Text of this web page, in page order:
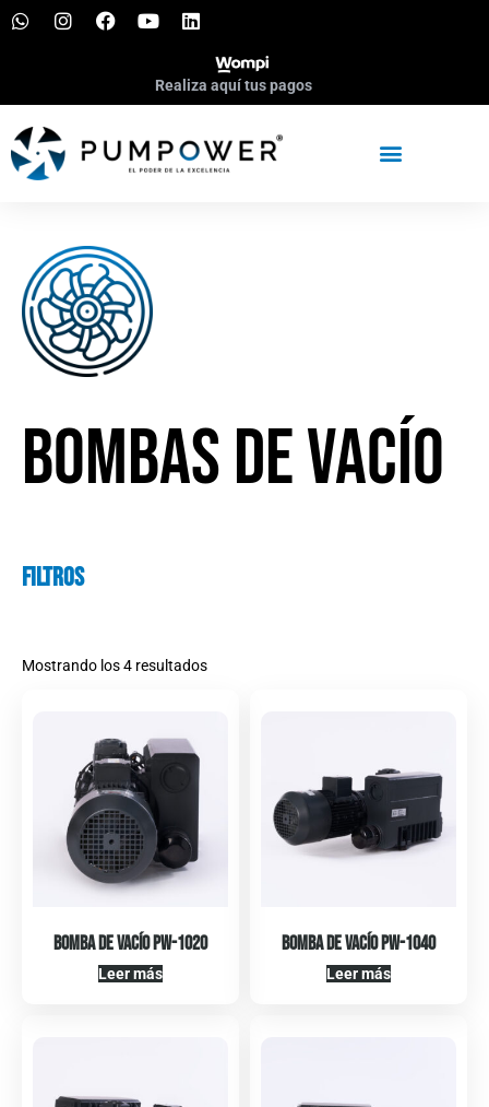
Realiza aquí tus pagos
Bombas de vacío
Filtros
Mostrando los 4 resultados
Bomba de Vacío PW-1020
Leer más
Bomba de Vacío PW-1040
Leer más